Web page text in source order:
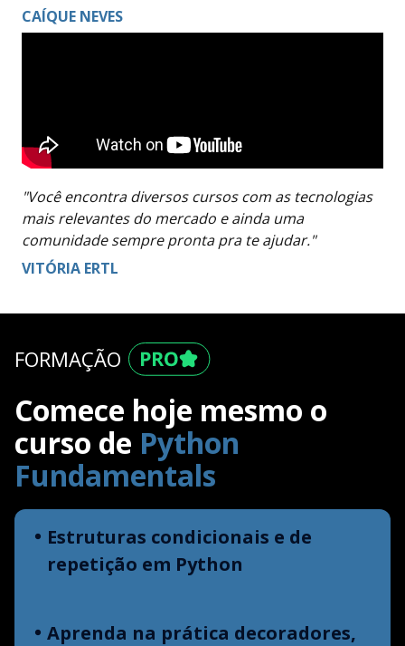
CAÍQUE NEVES
"Você encontra diversos cursos com as tecnologias
mais relevantes do mercado e ainda uma
comunidade sempre pronta pra te ajudar."
VITÓRIA ERTL
FORMAÇÃO
Comece hoje mesmo o
curso de Python
Fundamentals
Estruturas condicionais e de
repetição em Python
Aprenda na prática decoradores,